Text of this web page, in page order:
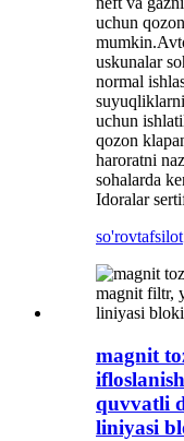
uchun
uskunalar
normal
uchun
qozon
haroratni
sohalarda
Idoralar
so'rovtafsilot
magnit
quvvatli
liniyasi